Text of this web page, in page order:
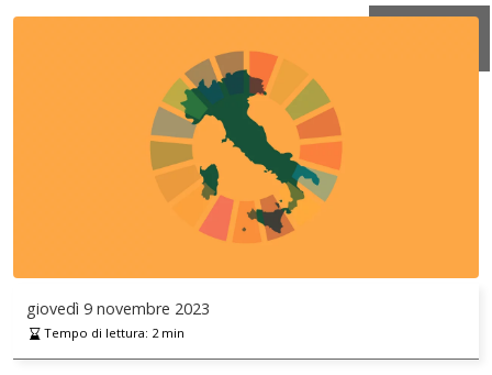
giovedì 9 novembre 2023
Tempo di lettura: 2min